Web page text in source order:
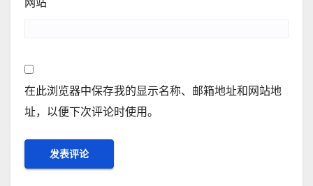
在此浏览器中保存我的显示名称、邮箱地址和网站地
址，以便下次评论时使用。